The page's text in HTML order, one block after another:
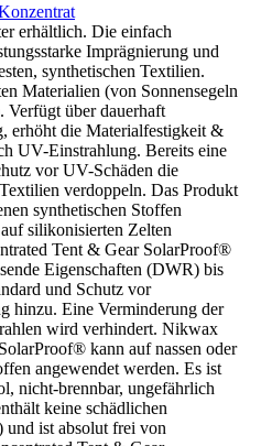
erhältlich. Die einfach
Imprägnierung und
synthetischen Textilien.
Materialien (von Sonnensegeln
Verfügt über dauerhaft
erhöht die Materialfestigkeit &
UV-Einstrahlung. Bereits eine
vor UV-Schäden die
verdoppeln. Das Produkt
synthetischen Stoffen
silikonisierten Zelten
Tent & Gear SolarProof®
Eigenschaften (DWR) bis
und Schutz vor
hinzu. Eine Verminderung der
wird verhindert. Nikwax
kann auf nassen oder
angewendet werden. Es ist
nicht-brennbar, ungefährlich
keine schädlichen
ist absolut frei von